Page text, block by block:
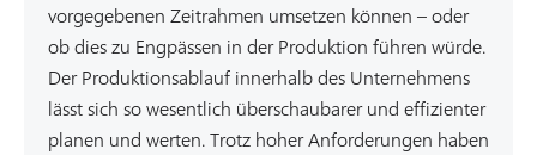
vorgegebenen Zeitrahmen umsetzen können – oder
ob dies zu Engpässen in der Produktion führen würde.
Der Produktionsablauf innerhalb des Unternehmens
lässt sich so wesentlich überschaubarer und effizienter
planen und werten. Trotz hoher Anforderungen haben